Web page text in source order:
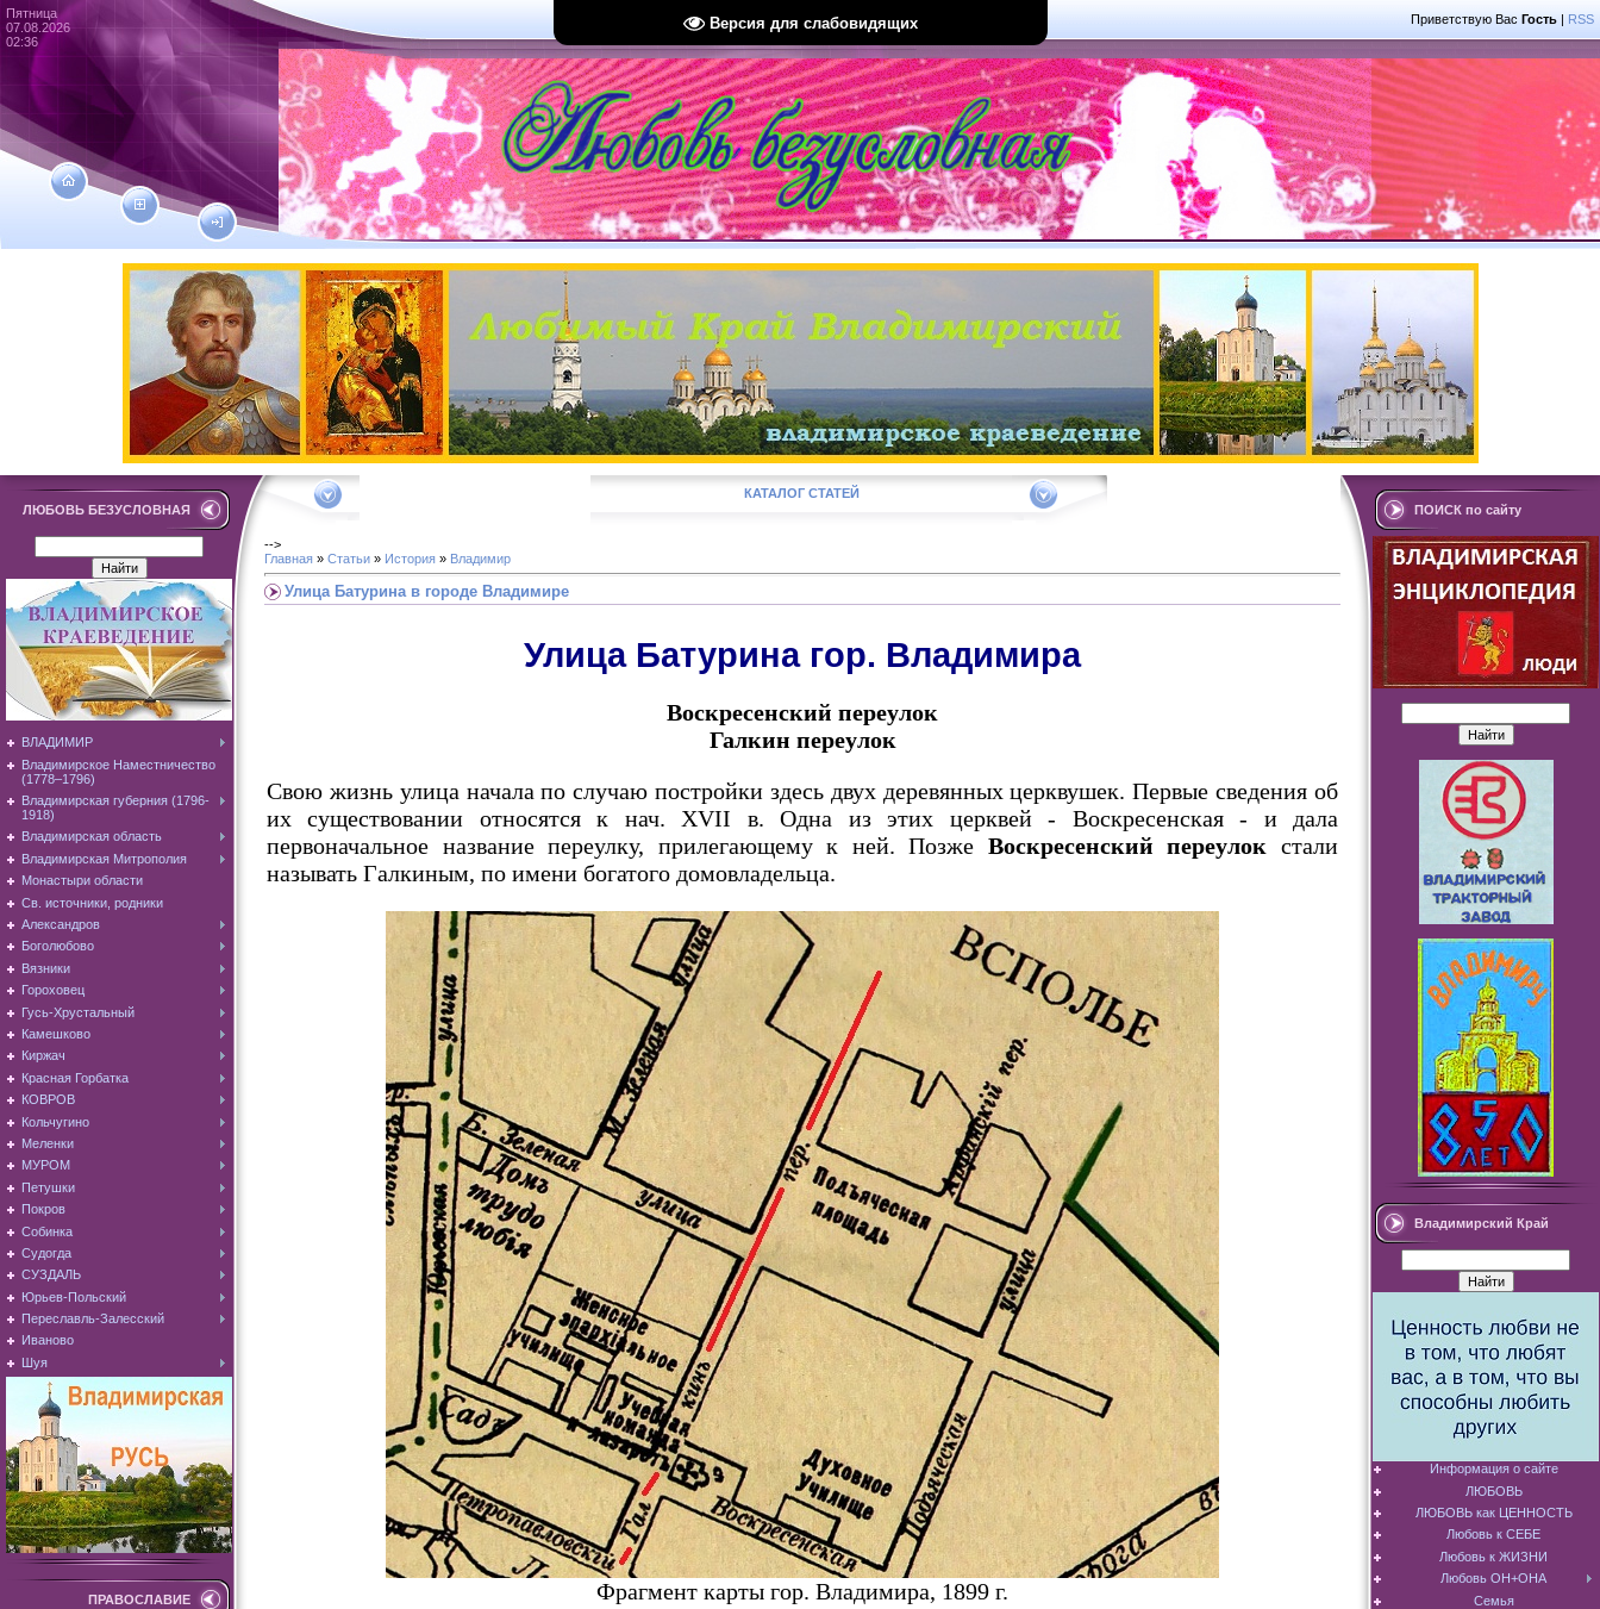
Версия для слабовидящих
Пятница
07.08.2026
02:36
Приветствую Вас Гость | RSS
ЛЮБОВЬ БЕЗУСЛОВНАЯ
ВЛАДИМИР
Владимирское Наместничество
(1778–1796)
Владимирская губерния (1796-
1918)
Владимирская область
Владимирская Митрополия
Монастыри области
Св. источники, родники
Александров
Боголюбово
Вязники
Гороховец
Гусь-Хрустальный
Камешково
Киржач
Красная Горбатка
КОВРОВ
Кольчугино
Меленки
МУРОМ
Петушки
Покров
Собинка
Судогда
СУЗДАЛЬ
Юрьев-Польский
Переславль-Залесский
Иваново
Шуя
ПРАВОСЛАВИЕ
КАТАЛОГ СТАТЕЙ
-->
Главная » Статьи » История » Владимир
Улица Батурина в городе Владимире
Улица Батурина гор. Владимира
Воскресенский переулок
Галкин переулок
Свою жизнь улица начала по случаю постройки здесь двух деревянных церквушек. Первые сведения об
их существовании относятся к нач. XVII в. Одна из этих церквей - Воскресенская - и дала
первоначальное название переулку, прилегающему к ней. Позже Воскресенский переулок стали
называть Галкиным, по имени богатого домовладельца.
Фрагмент карты гор. Владимира, 1899 г.
ПОИСК по сайту
Владимирский Край
Информация о сайте
ЛЮБОВЬ
ЛЮБОВЬ как ЦЕННОСТЬ
Любовь к СЕБЕ
Любовь к ЖИЗНИ
Любовь ОН+ОНА
Семья